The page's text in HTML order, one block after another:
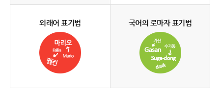
외래어 표기법 국어의 로마자 표기법